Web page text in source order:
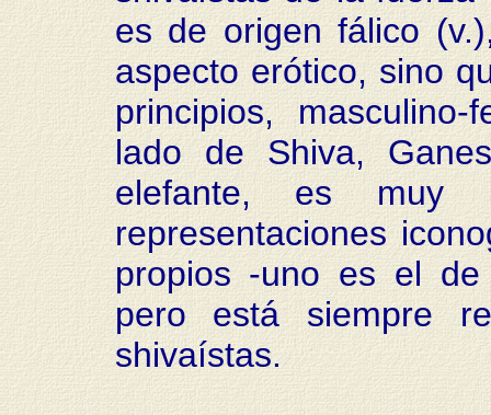
es de origen fálico
aspecto erótico, sino
principios,
lado de Shiva,
elefante, es muy
representaciones
propios -uno es el
pero está siempre
shivaístas.